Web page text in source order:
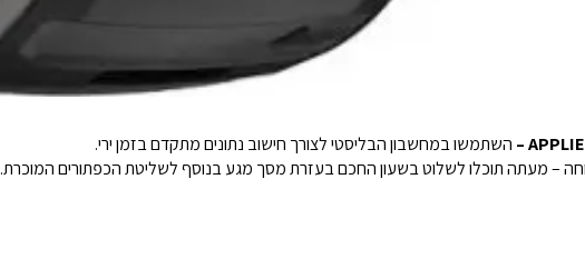
השתמשו במחשבון הבליסטי לצורך חישוב נתונים מתקדם בזמן ירי.
– מעתה תוכלו לשלוט בשעון החכם בעזרת מסך מגע בנוסף לשליטת הכפתורים המוכרת.